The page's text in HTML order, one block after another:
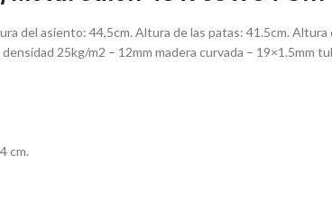
del asiento: 44,5cm. Altura de las patas: 41.5cm.
25kg/m2 – 12mm madera curvada – 19×1.5mm
cm.